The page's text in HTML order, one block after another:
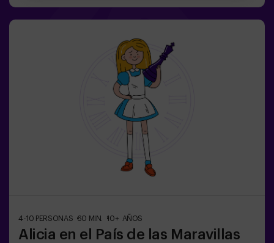
tendrán que entrar acompañados por al menos de un
adulto.⚠️ Existen pasos estrechos ⚠️🧩 Nivel de
4-10 PERSONAS 60 MIN. 10+ AÑOS
Alicia en el País de las Maravillas